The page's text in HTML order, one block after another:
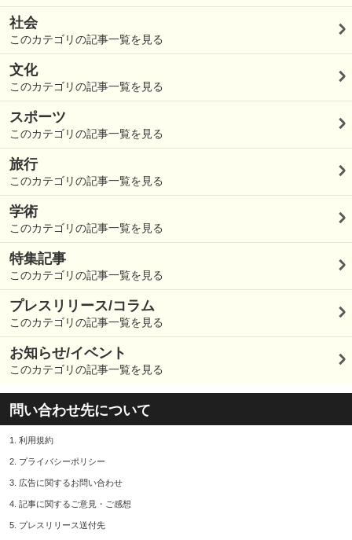
社会
このカテゴリの記事一覧を見る
文化
このカテゴリの記事一覧を見る
スポーツ
このカテゴリの記事一覧を見る
旅行
このカテゴリの記事一覧を見る
学術
このカテゴリの記事一覧を見る
特集記事
このカテゴリの記事一覧を見る
プレスリリース/コラム
このカテゴリの記事一覧を見る
お知らせ/イベント
このカテゴリの記事一覧を見る
問い合わせ先について
1. 利用規約
2. プライバシーポリシー
3. 広告に関するお問い合わせ
4. 記事に関するご意見・ご感想
5. プレスリリース送付先